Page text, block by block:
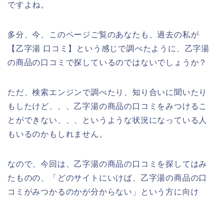
ですよね。
多分、今、このページご覧のあなたも、過去の私が
【乙字湯 口コミ】という感じで調べたように、乙字湯
の商品の口コミで探しているのではないでしょうか？
ただ、検索エンジンで調べたり、知り合いに聞いたり
もしたけど、、、乙字湯の商品の口コミをみつけるこ
とができない、、、というような状況になっている人
もいるのかもしれません。
なので、今回は、乙字湯の商品の口コミを探してはみ
たものの、「どのサイトにいけば、乙字湯の商品の口
コミがみつかるのかが分からない」という方に向け